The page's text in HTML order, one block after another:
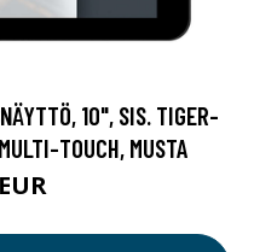
10", SIS. TIGER-
TOUCH, MUSTA